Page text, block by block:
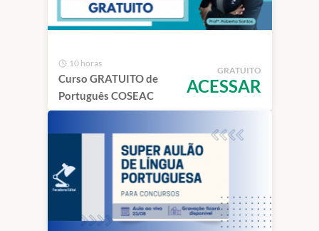
10 horas
Curso GRATUITO de
Português COSEAC
GRATUITO
ACESSAR